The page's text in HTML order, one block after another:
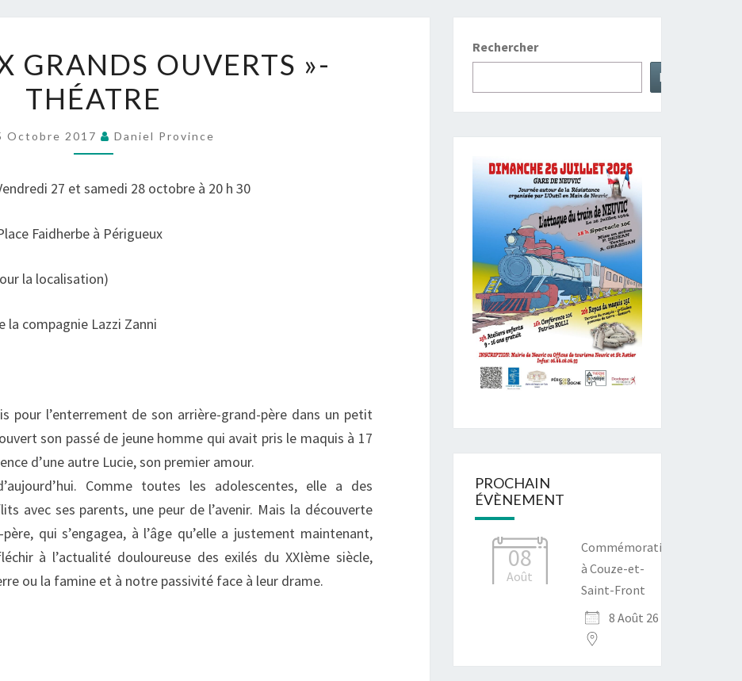
YEUX
GRANDS
OUVERTS »-
THÉATRE
GRANDS OUVERTS »-
THÉATRE
Octobre 2017 Daniel Province
27 et samedi 28 octobre à 20 h 30
Faidherbe à Périgueux
la localisation)
compagnie Lazzi Zanni
pour l’enterrement de son arrière-grand-père dans un petit
son passé de jeune homme qui avait pris le maquis à 17
d’une autre Lucie, son premier amour.
Comme toutes les adolescentes, elle a des
avec ses parents, une peur de l’avenir. Mais la découverte
qui s’engagea, à l’âge qu’elle a justement maintenant,
à l’actualité douloureuse des exilés du XXIème siècle,
ou la famine et à notre passivité face à leur drame.
Rechercher
Rechercher
PROCHAIN
ÉVÈNEMENT
08
Août
Commémoration
à Couze-et-
Saint-Front
8 Août 26